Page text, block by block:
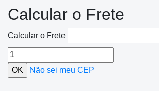
Calcular o Frete
Calcular o Frete
Não sei meu CEP